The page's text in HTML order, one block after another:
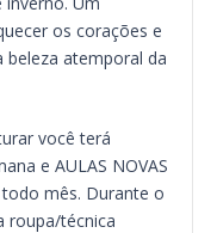
os corações e
atemporal da
você terá
e AULAS NOVAS
mês. Durante o
roupa/técnica